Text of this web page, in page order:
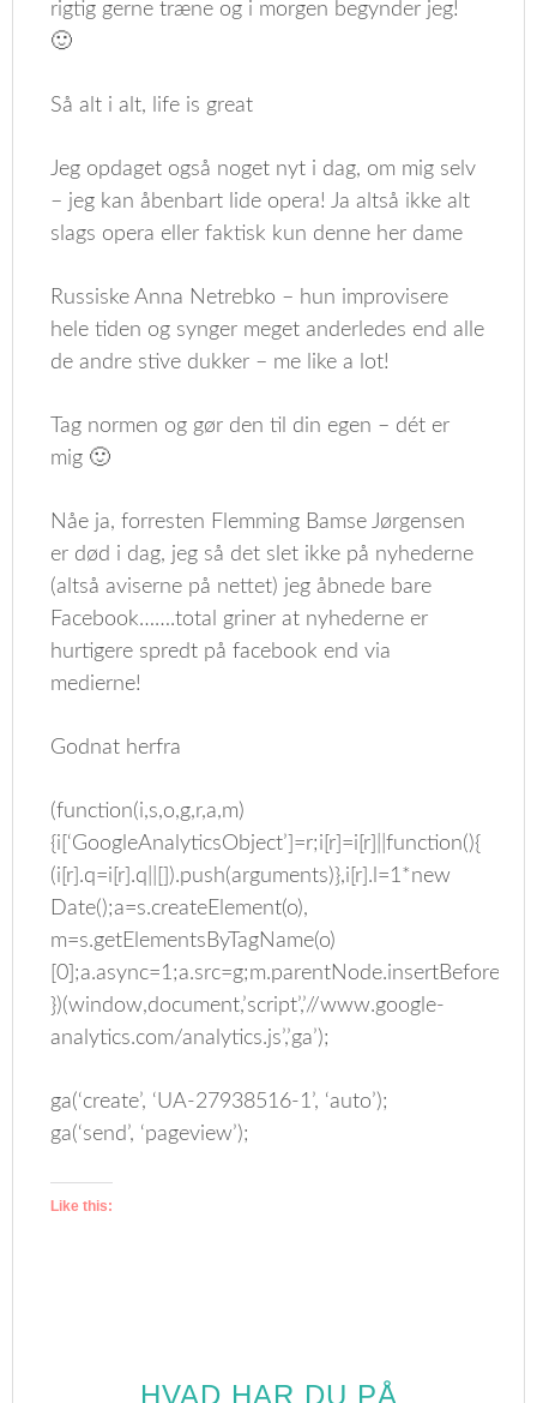
rigtig gerne træne og i morgen begynder jeg!
🙂
Så alt i alt, life is great
Jeg opdaget også noget nyt i dag, om mig selv
– jeg kan åbenbart lide opera! Ja altså ikke alt
slags opera eller faktisk kun denne her dame
Russiske Anna Netrebko – hun improvisere
hele tiden og synger meget anderledes end alle
de andre stive dukker – me like a lot!
Tag normen og gør den til din egen – dét er
mig 🙂
Nåe ja, forresten Flemming Bamse Jørgensen
er død i dag, jeg så det slet ikke på nyhederne
(altså aviserne på nettet) jeg åbnede bare
Facebook…….total griner at nyhederne er
hurtigere spredt på facebook end via
medierne!
Godnat herfra
(function(i,s,o,g,r,a,m)
{i[‘GoogleAnalyticsObject’]=r;i[r]=i[r]||function(){
(i[r].q=i[r].q||[]).push(arguments)},i[r].l=1*new
Date();a=s.createElement(o),
m=s.getElementsByTagName(o)
})(window,document,’script’,’//www.google-
analytics.com/analytics.js’,’ga’);
ga(‘create’, ‘UA-27938516-1’, ‘auto’);
ga(‘send’, ‘pageview’);
Like this:
HVAD HAR DU PÅ